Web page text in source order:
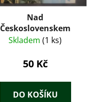
Nad
Československem
Skladem (1 ks)
50 Kč
DO KOŠÍKU